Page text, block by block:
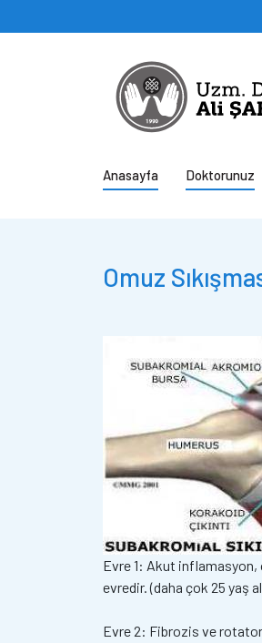
Anasayfa Doktorunuz
Omuz
Evre 1: Akut
evredir. (daha çok 25 yaş
Evre 2: Fibrozis ve